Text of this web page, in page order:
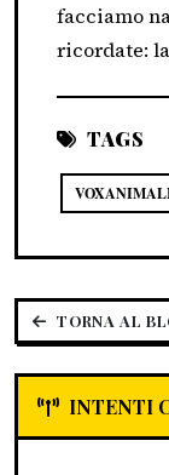
facciamo
ricordate:
TAGS
TORNA AL
INTENTI